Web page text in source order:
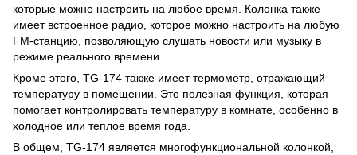
которые можно настроить на любое время. Колонка также
имеет встроенное радио, которое можно настроить на любую
FM-станцию, позволяющую слушать новости или музыку в
режиме реального времени.
Кроме этого, TG-174 также имеет термометр, отражающий
температуру в помещении. Это полезная функция, которая
помогает контролировать температуру в комнате, особенно в
холодное или теплое время года.
В общем, TG-174 является многофункциональной колонкой,